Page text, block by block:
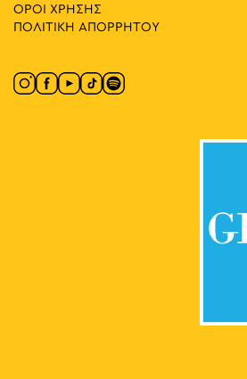
ΟΡΟΙ ΧΡΗΣΗΣ
ΠΟΛΙΤΙΚΗ ΑΠΟΡΡΗΤΟΥ